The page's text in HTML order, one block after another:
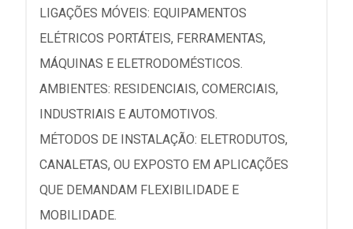
LIGAÇÕES MÓVEIS: EQUIPAMENTOS
ELÉTRICOS PORTÁTEIS, FERRAMENTAS,
MÁQUINAS E ELETRODOMÉSTICOS.
AMBIENTES: RESIDENCIAIS, COMERCIAIS,
INDUSTRIAIS E AUTOMOTIVOS.
MÉTODOS DE INSTALAÇÃO: ELETRODUTOS,
CANALETAS, OU EXPOSTO EM APLICAÇÕES
QUE DEMANDAM FLEXIBILIDADE E
MOBILIDADE.